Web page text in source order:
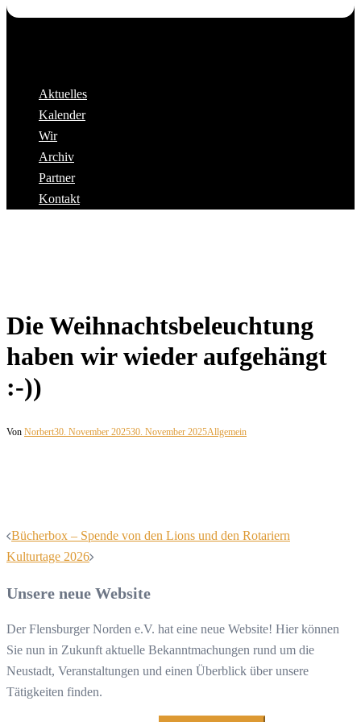
Aktuelles
Kalender
Wir
Archiv
Partner
Kontakt
Die Weihnachtsbeleuchtung
haben wir wieder aufgehängt
:-))
Von Norbert30. November 202530. November 2025Allgemein
Beitragsnavigation
Bücherbox – Spende von den Lions und den Rotariern
Kulturtage 2026
Unsere neue Website
Der Flensburger Norden e.V. hat eine neue Website! Hier können
Sie nun in Zukunft aktuelle Bekanntmachungen rund um die
Neustadt, Veranstaltungen und einen Überblick über unsere
Tätigkeiten finden.